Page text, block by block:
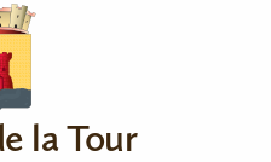
la Tour